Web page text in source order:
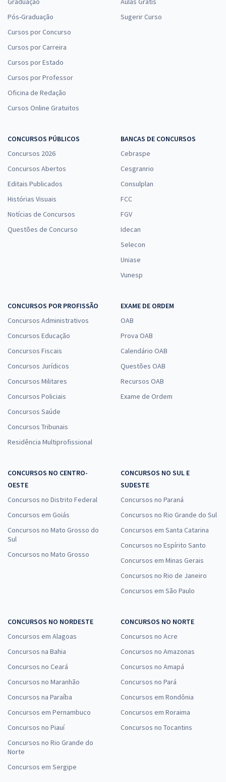
Pós-Graduação
Cursos por Concurso
Cursos por Carreira
Cursos por Estado
Cursos por Professor
Oficina de Redação
Cursos Online Gratuitos
Sugerir Curso
CONCURSOS PÚBLICOS
Concursos 2026
Concursos Abertos
Editais Publicados
Histórias Visuais
Notícias de Concursos
Questões de Concurso
BANCAS DE CONCURSOS
Cebraspe
Cesgranrio
Consulplan
FCC
FGV
Idecan
Selecon
Uniase
Vunesp
CONCURSOS POR PROFISSÃO
Concursos Administrativos
Concursos Educação
Concursos Fiscais
Concursos Jurídicos
Concursos Militares
Concursos Policiais
Concursos Saúde
Concursos Tribunais
Residência Multiprofissional
EXAME DE ORDEM
OAB
Prova OAB
Calendário OAB
Questões OAB
Recursos OAB
Exame de Ordem
CONCURSOS NO CENTRO-
OESTE
Concursos no Distrito Federal
Concursos em Goiás
Concursos no Mato Grosso do
Sul
Concursos no Mato Grosso
CONCURSOS NO SUL E
SUDESTE
Concursos no Paraná
Concursos no Rio Grande do Sul
Concursos em Santa Catarina
Concursos no Espírito Santo
Concursos em Minas Gerais
Concursos no Rio de Janeiro
Concursos em São Paulo
CONCURSOS NO NORDESTE
Concursos em Alagoas
Concursos na Bahia
Concursos no Ceará
Concursos no Maranhão
Concursos na Paraíba
Concursos em Pernambuco
Concursos no Piauí
Concursos no Rio Grande do
Norte
Concursos em Sergipe
CONCURSOS NO NORTE
Concursos no Acre
Concursos no Amazonas
Concursos no Amapá
Concursos no Pará
Concursos em Rondônia
Concursos em Roraima
Concursos no Tocantins